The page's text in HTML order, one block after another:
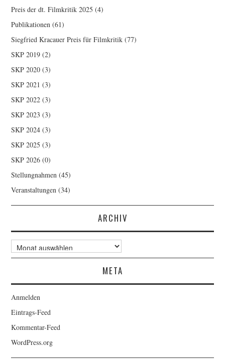
Preis der dt. Filmkritik 2025 (4)
Publikationen (61)
Siegfried Kracauer Preis für Filmkritik (77)
SKP 2019 (2)
SKP 2020 (3)
SKP 2021 (3)
SKP 2022 (3)
SKP 2023 (3)
SKP 2024 (3)
SKP 2025 (3)
SKP 2026 (0)
Stellungnahmen (45)
Veranstaltungen (34)
ARCHIV
Archiv
META
Anmelden
Eintrags-Feed
Kommentar-Feed
WordPress.org